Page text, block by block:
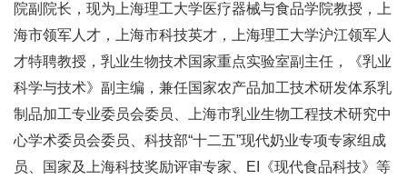
院副院长，现为上海理工大学医疗器械与食品学院教授，上
海市领军人才，上海市科技英才，上海理工大学沪江领军人
才特聘教授，乳业生物技术国家重点实验室副主任，《乳业
科学与技术》副主编，兼任国家农产品加工技术研发体系乳
制品加工专业委员会委员、上海市乳业生物工程技术研究中
心学术委员会委员、科技部“十二五”现代奶业专项专家组成
员、国家及上海科技奖励评审专家、EI《现代食品科技》等